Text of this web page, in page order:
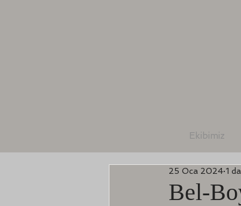
Ekibimiz
Bel-
25 Oca 2024 1